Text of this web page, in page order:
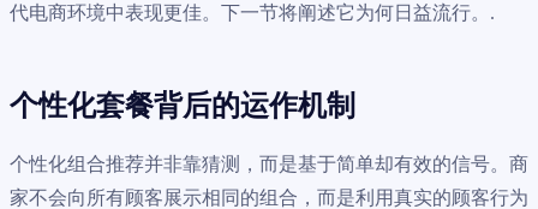
代电商环境中表现更佳。下一节将阐述它为何日益流行。.
个性化套餐背后的运作机制
个性化组合推荐并非靠猜测，而是基于简单却有效的信号。商
家不会向所有顾客展示相同的组合，而是利用真实的顾客行为